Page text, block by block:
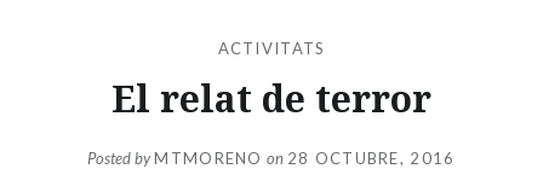
ACTIVITATS
El relat de terror
Posted byMTMORENO on 28 OCTUBRE, 2016